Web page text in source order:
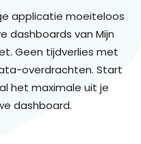
applicatie moeiteloos
dashboards van Mijn
Geen tijdverlies met
overdrachten. Start
het maximale uit je
dashboard.